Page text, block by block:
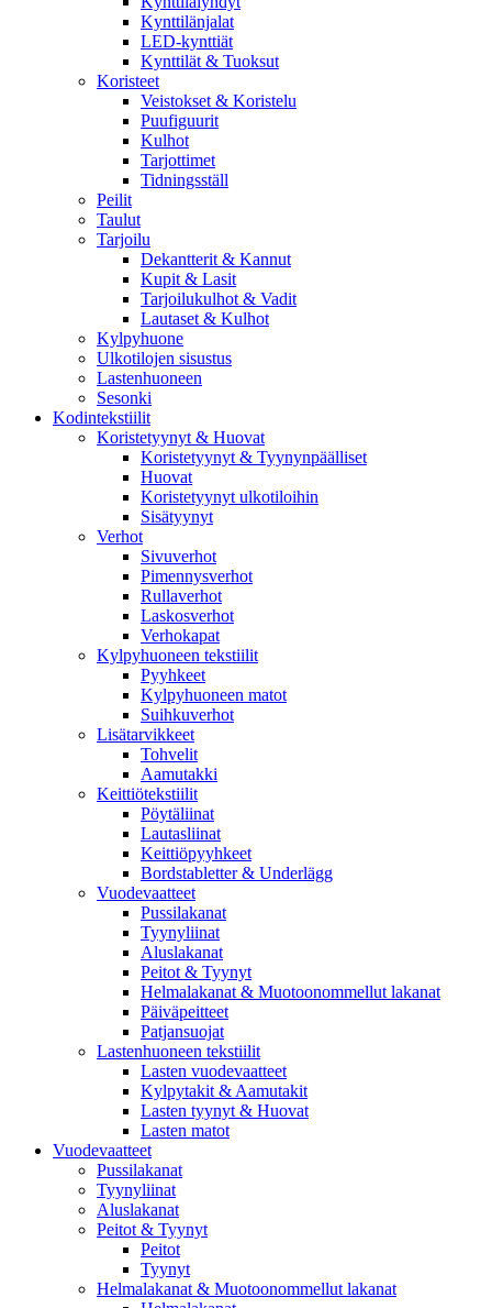
Kynttilänjalat
LED-kynttiät
Kynttilät & Tuoksut
Koristeet
Veistokset & Koristelu
Puufiguurit
Kulhot
Tarjottimet
Tidningsställ
Peilit
Taulut
Tarjoilu
Dekantterit & Kannut
Kupit & Lasit
Tarjoilukulhot & Vadit
Lautaset & Kulhot
Kylpyhuone
Ulkotilojen sisustus
Lastenhuoneen
Sesonki
Kodintekstiilit
Koristetyynyt & Huovat
Koristetyynyt & Tyynynpäälliset
Huovat
Koristetyynyt ulkotiloihin
Sisätyynyt
Verhot
Sivuverhot
Pimennysverhot
Rullaverhot
Laskosverhot
Verhokapat
Kylpyhuoneen tekstiilit
Pyyhkeet
Kylpyhuoneen matot
Suihkuverhot
Lisätarvikkeet
Tohvelit
Aamutakki
Keittiötekstiilit
Pöytäliinat
Lautasliinat
Keittiöpyyhkeet
Bordstabletter & Underlägg
Vuodevaatteet
Pussilakanat
Tyynyliinat
Aluslakanat
Peitot & Tyynyt
Helmalakanat & Muotoonommellut lakanat
Päiväpeitteet
Patjansuojat
Lastenhuoneen tekstiilit
Lasten vuodevaatteet
Kylpytakit & Aamutakit
Lasten tyynyt & Huovat
Lasten matot
Vuodevaatteet
Pussilakanat
Tyynyliinat
Aluslakanat
Peitot & Tyynyt
Peitot
Tyynyt
Helmalakanat & Muotoonommellut lakanat